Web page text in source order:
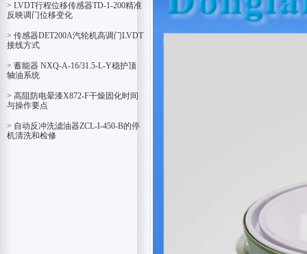
> LVDT行程位移传感器TD-1-200精准
反映调门位移变化
> 传感器DET200A汽轮机高调门LVDT
接线方式
> 蓄能器 NXQ-A-16/31.5-L-Y稳护顶
轴油系统
> 高阻防电晕漆X872-F干燥固化时间
与操作要点
> 自动反冲洗滤油器ZCL-I-450-B的停
机清洗和检修